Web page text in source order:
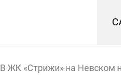
В ЖК «Стрижи» на Невском